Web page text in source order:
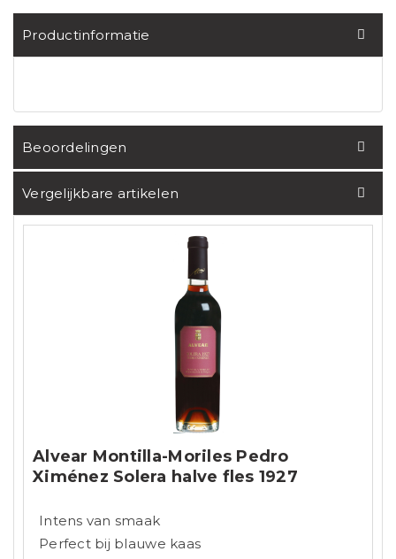
Productinformatie
Beoordelingen
Vergelijkbare artikelen
Alvear Montilla-Moriles Pedro
Ximénez Solera halve fles 1927
Intens van smaak
Perfect bij blauwe kaas